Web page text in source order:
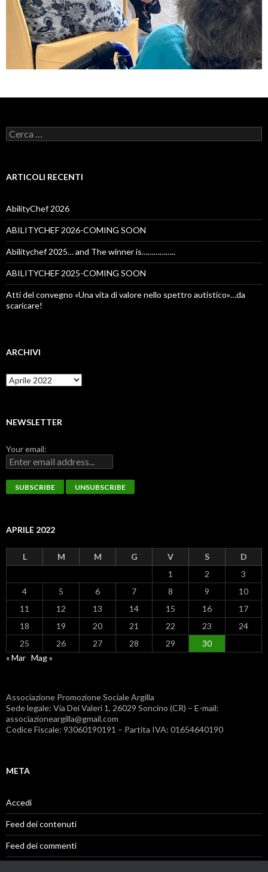
Ricerca
per:
ARTICOLI RECENTI
AbilityChef 2026
ABILITYCHEF 2026-COMING SOON
Abilitychef 2025… and The winner is……………..
ABILITYCHEF 2025-COMING SOON
Atti del convegno «Una vita di valore nello spettro autistico»…da
scaricare!
ARCHIVI
Archivi
NEWSLETTER
Your email:
APRILE 2022
L M M G V S
D
1
2
3
4
5 6 7 8 9
10
11
12 13 14 15 16
17
18
19 20 21 22 23
24
25
26 27 28 29
30
« Mar Mag »
Associazione Promozione Sociale Argilla
Sede legale: Via Dei Valeri 1, 26029 Soncino (CR) – E-mail:
associazioneargilla@gmail.com
Codice Fiscale: 93060190191 – Partita IVA: 01654640190
META
Accedi
Feed dei contenuti
Feed dei commenti